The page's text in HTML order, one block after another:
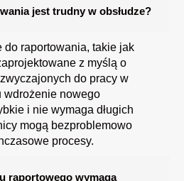
jest trudny w obsłudze?
do raportowania, takie jak
z myślą o
do pracy w
wdrożenie nowego
i nie wymaga długich
mogą bezproblemowo
procesy.
raportowego wymaga